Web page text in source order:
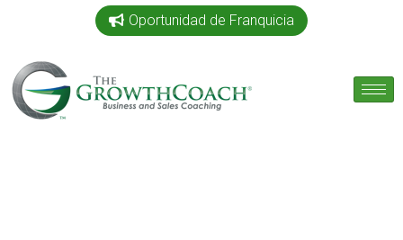
Oportunidad de Franquicia